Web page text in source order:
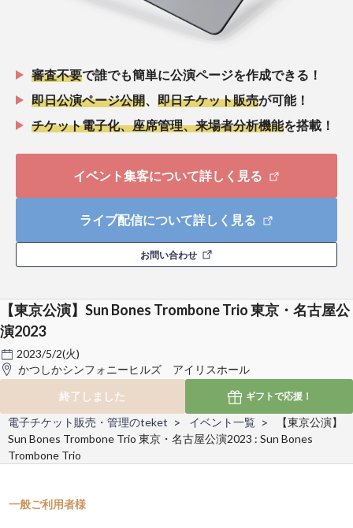
審査不要で誰でも簡単に公演ページを作成できる！
即日公演ページ公開
即日チケット販売が可能！
チケット電子化、座席管理、来場者分析機能を搭載！
イベント集客について詳しく見る
ライブ配信について詳しく見る
お問い合わせ
【東京公演】Sun Bones Trombone Trio 東京・名古屋公
演2023
2023/5/2(火)
かつしかシンフォニーヒルズ アイリスホール
終了しました
ギフトで応援！
電子チケット販売・管理のteket イベント一覧
【東京公演】
Sun Bones Trombone Trio 東京・名古屋公演2023 : Sun Bones
Trombone Trio
一般ご利用者様